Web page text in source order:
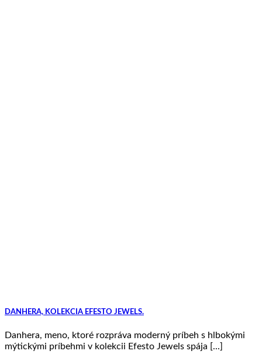
DANHERA, KOLEKCIA EFESTO JEWELS.
Danhera, meno, ktoré rozpráva moderný príbeh s hlbokými
mýtickými príbehmi v kolekcii Efesto Jewels spája [...]